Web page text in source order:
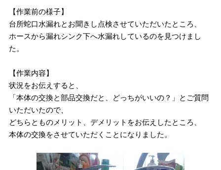
【作業前の様子】
台所蛇口水漏れとお聞きし点検させていただいたところ、
ホースから漏れシンク下へ水漏れしているのを見つけまし
た。
【作業内容】
状況をお伝えすると、
「本体の交換と部品交換だと、どっちがいいの？」とご質問
いただいたので、
どちらとものメリット、デメリットをお伝えしたところ、
本体の交換をさせていただくことになりました。